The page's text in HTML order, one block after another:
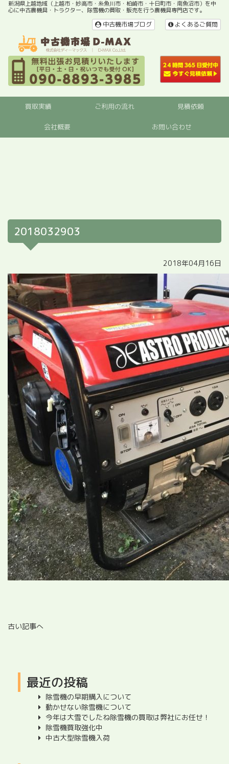
新潟県上越地域（上越市・妙高市・糸魚川市・柏崎市・十日町市・南魚沼市）を中
心に中古農機具・トラクター、除雪機の買取・販売を行う農機具専門店です。
よくあるご質問
中古機市場ブログ
買取実績 ご利用の流れ 見積依頼
会社概要 お問い合わせ
2018032903
2018年04月16日
古い記事へ
最近の投稿
除雪機の早期購入について
動かせない除雪機について
今年は大雪でしたね除雪機の買取は弊社にお任せ！
除雪機買取強化中
中古大型除雪機入荷